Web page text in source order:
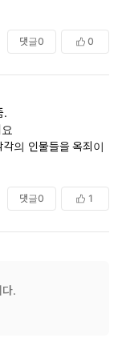
댓글0 0
.
의 인물들을 옥죄이
요.
싶었는데 결국엔 에라
란걸 느낍니다.
수하겠네요.
댓글0 1
.